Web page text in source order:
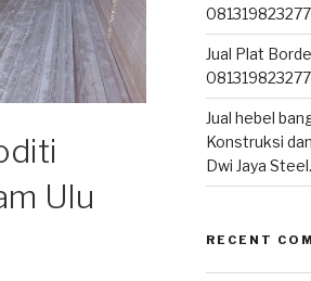
Ulu
Jual Plat
Jual hebel
Konstruksi
Dwi Jaya Steel.
RECENT